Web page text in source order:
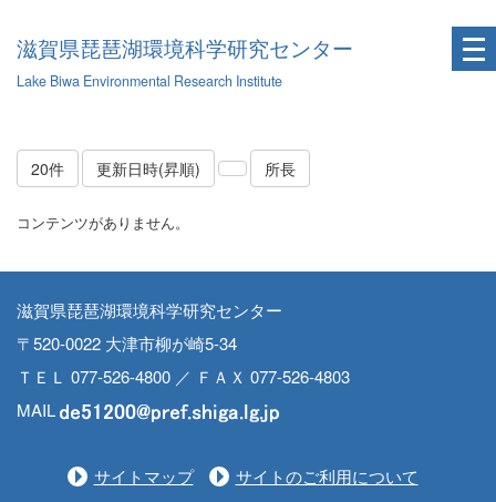
滋賀県琵琶湖環境科学研究センター
Lake Biwa Environmental Research Institute
20件 更新日時(昇順) 所長
コンテンツがありません。
滋賀県琵琶湖環境科学研究センター
〒520-0022 大津市柳が崎5-34
ＴＥＬ 077-526-4800 ／ ＦＡＸ 077-526-4803
MAIL
サイトマップ サイトのご利用について